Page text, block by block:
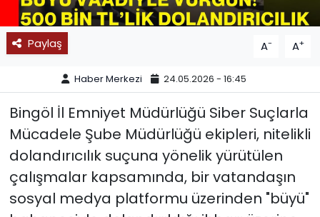
Paylaş A- A+
Haber Merkezi 24.05.2026 - 16:45
Bingöl İl Emniyet Müdürlüğü Siber Suçlarla
Mücadele Şube Müdürlüğü ekipleri, nitelikli
dolandırıcılık suçuna yönelik yürütülen
çalışmalar kapsamında, bir vatandaşın
sosyal medya platformu üzerinden "büyü"